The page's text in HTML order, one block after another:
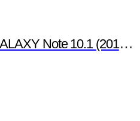
Note 10.1 (2014 Edition)